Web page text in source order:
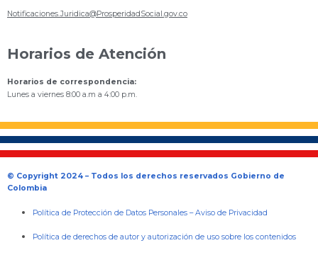
Notificaciones.Juridica@ProsperidadSocial.gov.co
Horarios de Atención
Horarios de correspondencia:
Lunes a viernes 8:00 a.m a 4:00 p.m.
© Copyright 2024 – Todos los derechos reservados Gobierno de
Colombia
Política de Protección de Datos Personales –Aviso de Privacidad
Política de derechos de autor y autorización de uso sobre los contenidos